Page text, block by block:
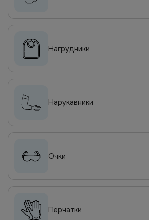
Нагрудники
Нарукавники
Очки
Перчатки